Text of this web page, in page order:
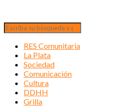
RES Comunitaria
La Plata
Sociedad
Comunicación
Cultura
DDHH
Grilla